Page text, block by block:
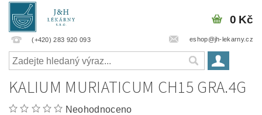
(+420) 283 920 093 eshop@jh-lekarny.cz
0 Kč
KALIUM MURIATICUM CH15 GRA.4G
Neohodnoceno